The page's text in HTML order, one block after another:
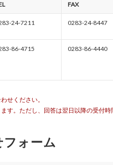
FAX
24-7211 0283-24-8447
86-4715 0283-86-4440
せください。
す。ただし、回答は翌日以降の受付時
ォーム